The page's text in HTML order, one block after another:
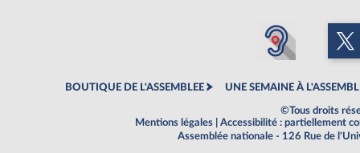
BOUTIQUE DE L'ASSEMBLEE UNE SEMAINE À
©Tous droits
Mentions légales
Accessibilité : partiellement
Assemblée nationale - 126 Rue de